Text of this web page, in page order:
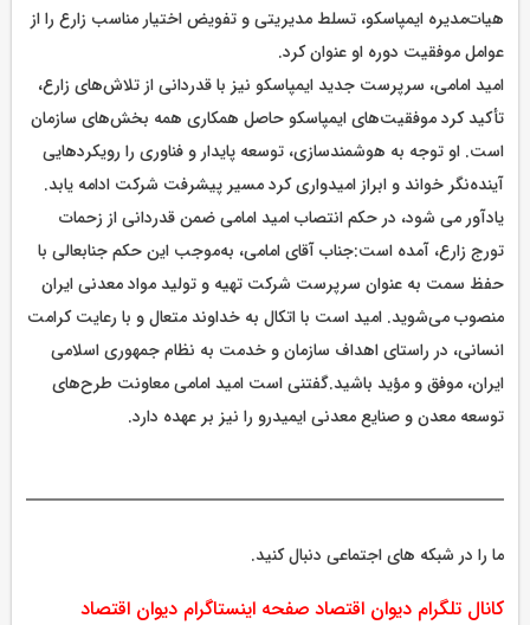
هیات‌مدیره ایمپاسکو، تسلط مدیریتی و تفویض اختیار مناسب زارع را از
عوامل موفقیت دوره او عنوان کرد.
امید امامی، سرپرست جدید ایمپاسکو نیز با قدردانی از تلاش‌های زارع،
تأکید کرد موفقیت‌های ایمپاسکو حاصل همکاری همه بخش‌های سازمان
است. او توجه به هوشمندسازی، توسعه پایدار و فناوری را رویکردهایی
آینده‌نگر خواند و ابراز امیدواری کرد مسیر پیشرفت شرکت ادامه یابد.
یادآور می شود، در حکم انتصاب امید امامی ضمن قدردانی از زحمات
تورج زارع، آمده است:جناب آقای امامی، به‌موجب این حکم جنابعالی با
حفظ سمت به عنوان سرپرست شرکت تهیه و تولید مواد معدنی ایران
منصوب می‌شوید. امید است با اتکال به خداوند متعال و با رعایت کرامت
انسانی، در راستای اهداف سازمان و خدمت به نظام جمهوری اسلامی
ایران، موفق و مؤید باشید.گفتنی است امید امامی معاونت طرح‌های
توسعه معدن و صنایع معدنی ایمیدرو را نیز بر عهده دارد.
ما را در شبکه های اجتماعی دنبال کنید.
کانال تلگرام دیوان اقتصاد صفحه اینستاگرام دیوان اقتصاد